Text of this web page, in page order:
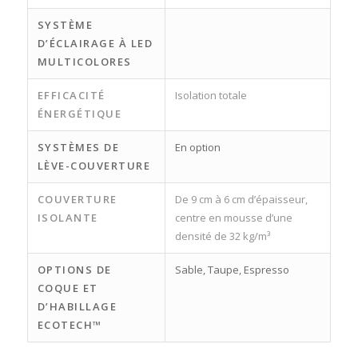
SYSTÈME
D’ÉCLAIRAGE À LED
MULTICOLORES
EFFICACITÉ
ÉNERGÉTIQUE
Isolation totale
SYSTÈMES DE
LÈVE-COUVERTURE
En option
COUVERTURE
ISOLANTE
De 9 cm à 6 cm d’épaisseur,
centre en mousse d’une
densité de 32 kg/m³
OPTIONS DE
COQUE ET
D’HABILLAGE
ECOTECH™
Sable, Taupe, Espresso